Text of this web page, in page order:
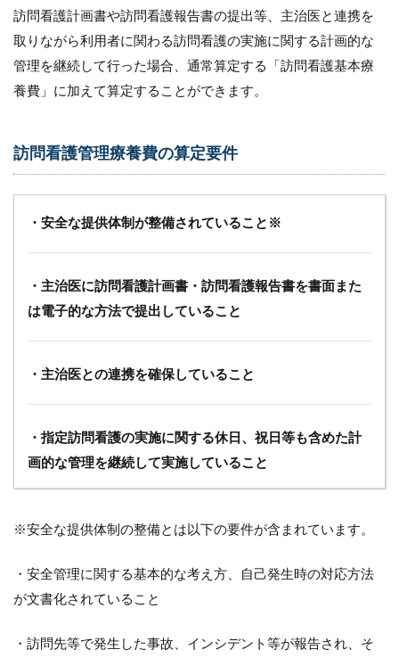
理
療
養
費
の
見
内
2.1
月の
の訪
場合
の訪
問看
護管
養費
直し
3
今回
の改
訂で
され
た訪
護管
理療
養費
2）と
訪問看護計画書や訪問看護報告書の提出等、主治医と連携を
取りながら利用者に関わる訪問看護の実施に関する計画的な
管理を継続して行った場合、通常算定する「訪問看護基本療
養費」に加えて算定することができます。
訪問看護管理療養費の算定要件
・安全な提供体制が整備されていること※
・主治医に訪問看護計画書・訪問看護報告書を書面また
は電子的な方法で提出していること
・主治医との連携を確保していること
・指定訪問看護の実施に関する休日、祝日等も含めた計
画的な管理を継続して実施していること
※安全な提供体制の整備とは以下の要件が含まれています。
・安全管理に関する基本的な考え方、自己発生時の対応方法
が文書化されていること
・訪問先等で発生した事故、インシデント等が報告され、そ